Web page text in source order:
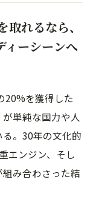
取れるなら、
ィーシーンへ
20%を獲得した
単純な国力や人
。30年の文化的
エンジン、そし
み合わさった結